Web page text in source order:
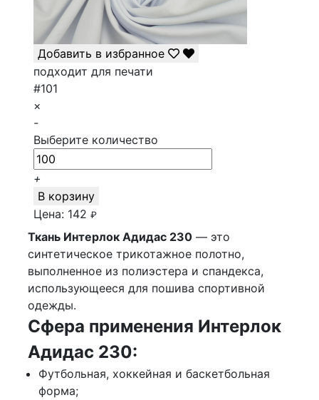
Добавить в избранное
подходит для печати
#101
×
-
Выберите количество
+
В корзину
Цена: 142 ₽
Ткань Интерлок Адидас 230 — это
синтетическое трикотажное полотно,
выполненное из полиэстера и спандекса,
использующееся для пошива спортивной
одежды.
Сфера применения Интерлок
Адидас 230:
Футбольная, хоккейная и баскетбольная
форма;